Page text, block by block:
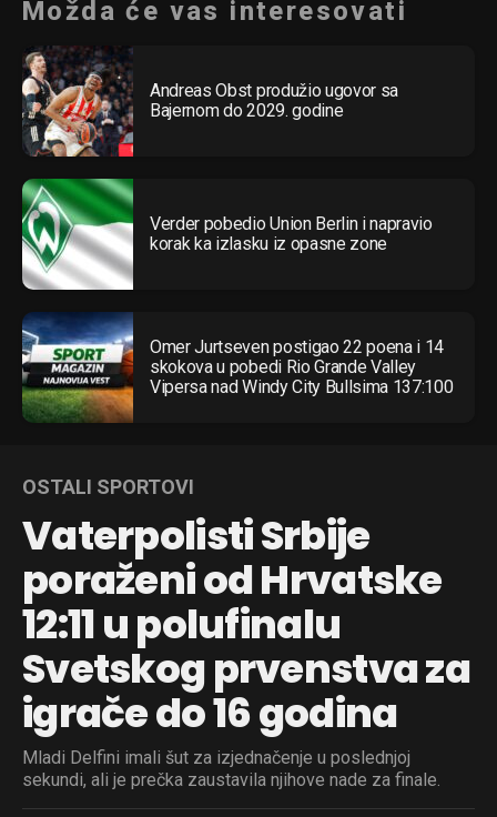
Možda će vas interesovati
Andreas Obst produžio ugovor sa
Bajernom do 2029. godine
Verder pobedio Union Berlin i napravio
korak ka izlasku iz opasne zone
Omer Jurtseven postigao 22 poena i 14
skokova u pobedi Rio Grande Valley
Vipersa nad Windy City Bullsima 137:100
OSTALI SPORTOVI
Vaterpolisti Srbije
poraženi od Hrvatske
12:11 u polufinalu
Svetskog prvenstva za
igrače do 16 godina
Mladi Delfini imali šut za izjednačenje u poslednjoj
sekundi, ali je prečka zaustavila njihove nade za finale.